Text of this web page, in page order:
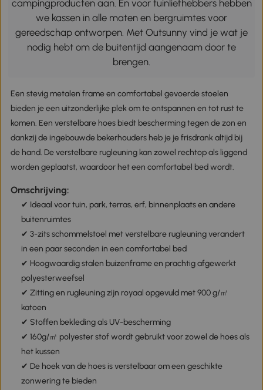
campingproducten aan. En voor tuinliefhebbers hebben
we kassen in alle maten en bergruimtes voor
gereedschap ontworpen. Met Outsunny vind je wat je
nodig hebt om de buitentijd aangenaam door te
brengen.
Een stevig metalen frame en comfortabel gevoerde stoelen
bieden je een uitzonderlijke plek om te ontspannen en tot rust te
komen. Een verstelbare hoes biedt bescherming tegen de zon en
dankzij de ingebouwde bekerhouders heb je je frisdrank altijd bij
de hand. De verstelbare rugleuning kan zowel rechtop als liggend
worden geplaatst, waardoor het een comfortabel bed wordt.
Omschrijving:
✔ Ideaal voor tuin, park, terras, erf, binnenplaats en andere
buitenruimtes
✔ 3-zits schommelstoel met verstelbare rugleuning verandert
in een paar seconden in een comfortabel bed
✔ Hoogwaardig stalen buizenframe en prachtig afgewerkt
polyesterweefsel
✔ Zitting en rugleuning zijn royaal opgevuld met 900 g/㎡
katoen
✔ Stoffen bekleding als UV-bescherming
✔ 160g/㎡ polyester stof wordt gebruikt voor zowel de hoes als
het kussen
✔ De hoek van de hoes is verstelbaar om een geschikte
zonwering te bieden